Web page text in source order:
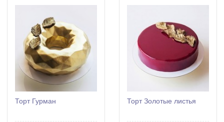
Торт Гурман Торт Золотые листья